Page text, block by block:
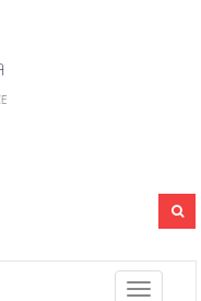
Toggle